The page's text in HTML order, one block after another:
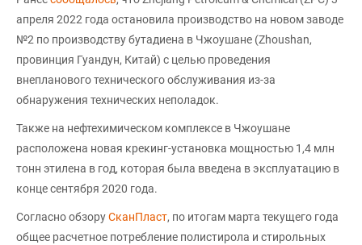
апреля 2022 года остановила производство на новом заводе
№2 по производству бутадиена в Чжоушане (Zhoushan,
провинция Гуандун, Китай) с целью проведения
внепланового технического обслуживания из-за
обнаружения технических неполадок.
Также на нефтехимическом комплексе в Чжоушане
расположена новая крекинг-установка мощностью 1,4 млн
тонн этилена в год, которая была введена в эксплуатацию в
конце сентября 2020 года.
Согласно обзоруСканПласт, по итогам марта текущего года
общее расчетное потребление полистирола и стирольных